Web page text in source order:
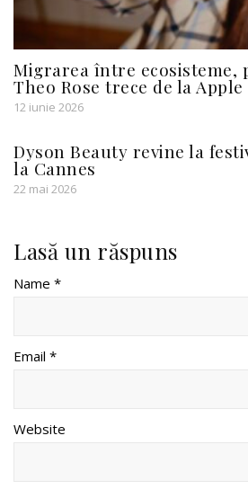
Migrarea între ecosisteme,
Theo Rose trece de la Apple
12 iunie 2026
Dyson Beauty revine la
la Cannes
22 mai 2026
Lasă un răspuns
Name *
Email *
Website